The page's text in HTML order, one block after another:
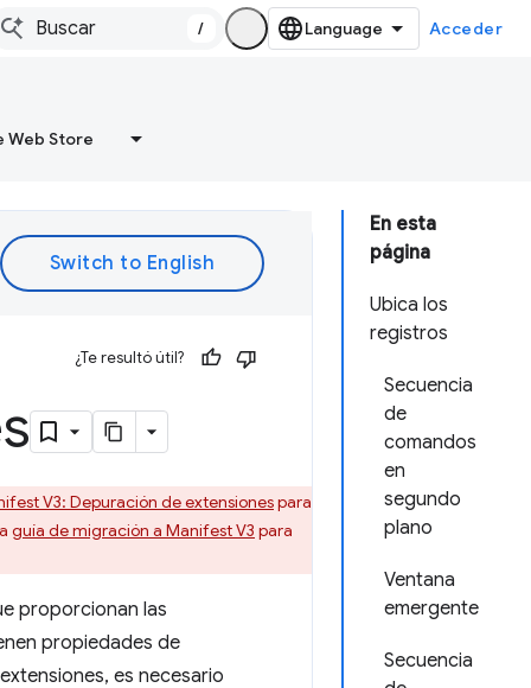
/ Acceder
Web Store
En esta
página
Ubica los
registros
Secuencia
de
comandos
en
segundo
plano
Ventana
emergente
Secuencia
¿Te resultó útil?
V3: Depuración de extensionespara
guía de migración a Manifest V3 para
proporcionan las
propiedades de
es necesario